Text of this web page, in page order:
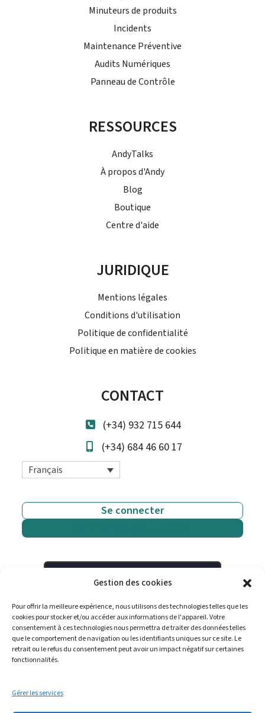
Gestion des cookies
Pour offrir la meilleure expérience, nous utilisons des technologies telles que les
cookies pour stocker et/ou accéder aux informations de l'appareil. Votre
consentement à ces technologies nous permettra de traiter des données telles
que le comportement de navigation ou les identifiants uniques sur ce site. Le
retrait ou le refus du consentement peut avoir un impact négatif sur certaines
fonctionnalités.
Gérer les services
Minuteurs de produits
Incidents
Maintenance Préventive
Audits Numériques
Panneau de Contrôle
RESSOURCES
AndyTalks
À propos d'Andy
Blog
Boutique
Centre d'aide
JURIDIQUE
Mentions légales
Conditions d'utilisation
Politique de confidentialité
Politique en matière de cookies
CONTACT
(+34) 932 715 644
(+34) 684 46 60 17
Français
Se connecter